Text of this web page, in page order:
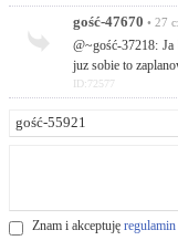
gość-47670 • 27
@~gość-37218: Ja
juz sobie to
ID:72577
Znam i akceptuję